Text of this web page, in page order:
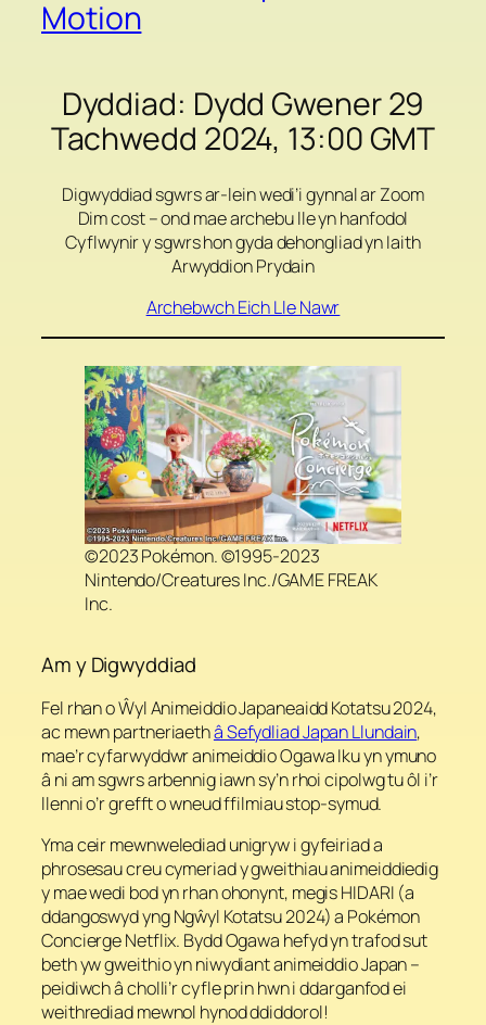
Motion
Dyddiad: Dydd Gwener 29
Tachwedd 2024, 13:00 GMT
Digwyddiad sgwrs ar-lein wedi’i gynnal ar Zoom
Dim cost – ond mae archebu lle yn hanfodol
Cyflwynir y sgwrs hon gyda dehongliad yn Iaith
Arwyddion Prydain
Archebwch Eich Lle Nawr
©2023 Pokémon. ©1995-2023
Nintendo/Creatures Inc./GAME FREAK
Inc.
Am y Digwyddiad
Fel rhan o Ŵyl Animeiddio Japaneaidd Kotatsu 2024,
ac mewn partneriaethâ Sefydliad Japan Llundain,
mae’r cyfarwyddwr animeiddio Ogawa Iku yn ymuno
â ni am sgwrs arbennig iawn sy’n rhoi cipolwg tu ôl i’r
llenni o’r grefft o wneud ffilmiau stop-symud.
Yma ceir mewnwelediad unigryw i gyfeiriad a
phrosesau creu cymeriad y gweithiau animeiddiedig
y mae wedi bod yn rhan ohonynt, megis HIDARI (a
ddangoswyd yng Ngŵyl Kotatsu 2024) a Pokémon
Concierge Netflix. Bydd Ogawa hefyd yn trafod sut
beth yw gweithio yn niwydiant animeiddio Japan –
peidiwch â cholli’r cyfle prin hwn i ddarganfod ei
weithrediad mewnol hynod ddiddorol!